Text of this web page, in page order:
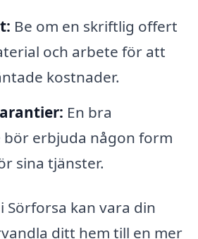
Be om en skriftlig offert
och arbete för att
kostnader.
En bra
erbjuda någon form
sina tjänster.
Sörforsa kan vara din
ditt hem till en mer